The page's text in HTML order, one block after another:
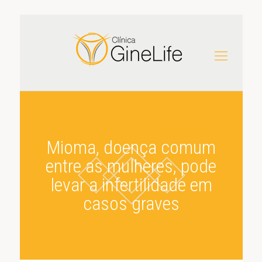
Mioma, doença comum
entre as mulheres, pode
levar a infertilidade em
casos graves